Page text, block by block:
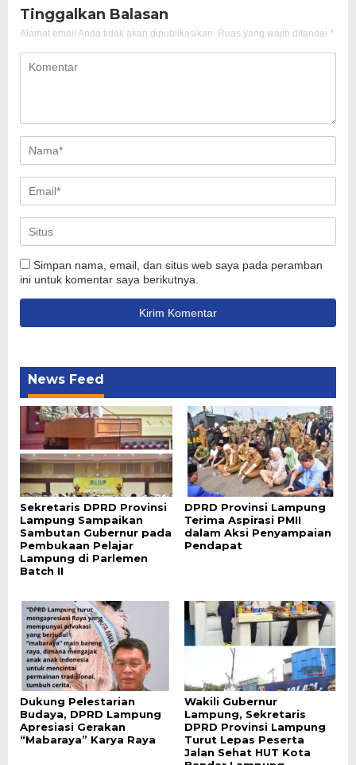
Tinggalkan Balasan
Alamat email Anda tidak akan dipublikasikan. Ruas yang wajib ditandai *
Simpan nama, email, dan situs web saya pada peramban
ini untuk komentar saya berikutnya.
News Feed
Sekretaris DPRD Provinsi
Lampung Sampaikan
Sambutan Gubernur pada
Pembukaan Pelajar
Lampung di Parlemen
Batch II
DPRD Provinsi Lampung
Terima Aspirasi PMII
dalam Aksi Penyampaian
Pendapat
Dukung Pelestarian
Budaya, DPRD Lampung
Apresiasi Gerakan
“Mabaraya” Karya Raya
Wakili Gubernur
Lampung, Sekretaris
DPRD Provinsi Lampung
Turut Lepas Peserta
Jalan Sehat HUT Kota